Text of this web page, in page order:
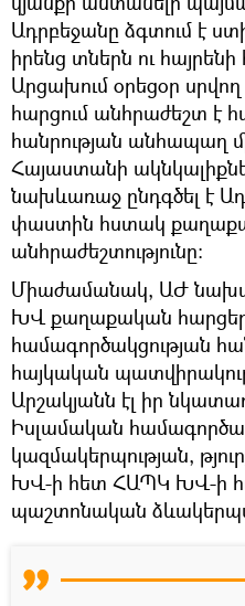
Ադրբեջանը ձգտում է
իրենց տներն ու
Արցախում օրեցօր
հարցում անհրաժեշտ է
հանրության անհապաղ
Հայաստանի
նախևառաջ ընդգծել է
փաստին հստակ
անհրաժեշտությունը:
Միաժամանակ, ԱԺ
ԽՎ քաղաքական
համագործակցության
հայկական
Արշակյանն էլ իր
Իսլամական
կազմակերպության,
ԽՎ-ի հետ ՀԱՊԿ ԽՎ-ի
պաշտոնական